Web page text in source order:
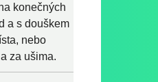
konečných
a s douškem
nebo
za ušima.